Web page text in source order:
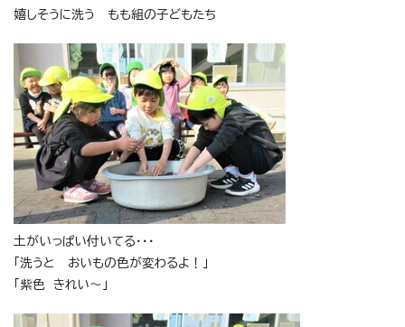
嬉しそうに洗う もも組の子どもたち
土がいっぱい付いてる・・・
「洗うと おいもの色が変わるよ！」
「紫色 きれい～」